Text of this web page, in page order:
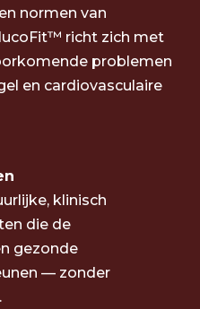
normen van
richt zich met
problemen
en cardiovasculaire
klinisch
die de
gezonde
— zonder